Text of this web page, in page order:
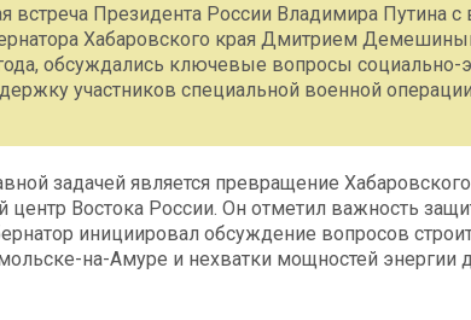
встреча Президента России Владимира Путина с
Хабаровского края Дмитрием
обсуждались ключевые вопросы социально-
участников специальной военной
задачей является превращение
Востока России. Он отметил важность
инициировал обсуждение вопросов
на-Амуре и нехватки мощностей энергии